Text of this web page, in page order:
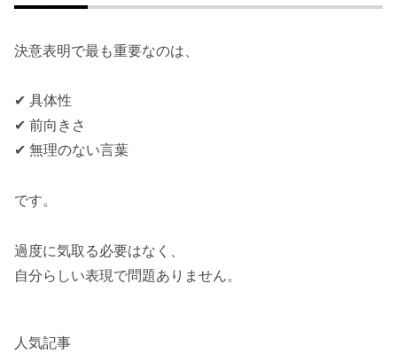
決意表明で最も重要なのは、
✔ 具体性
✔ 前向きさ
✔ 無理のない言葉
です。
過度に気取る必要はなく、
自分らしい表現で問題ありません。
人気記事